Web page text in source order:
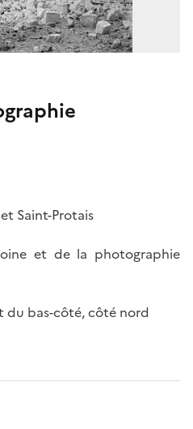
Saint-Protais
et de la photographie
du bas-côté, côté nord